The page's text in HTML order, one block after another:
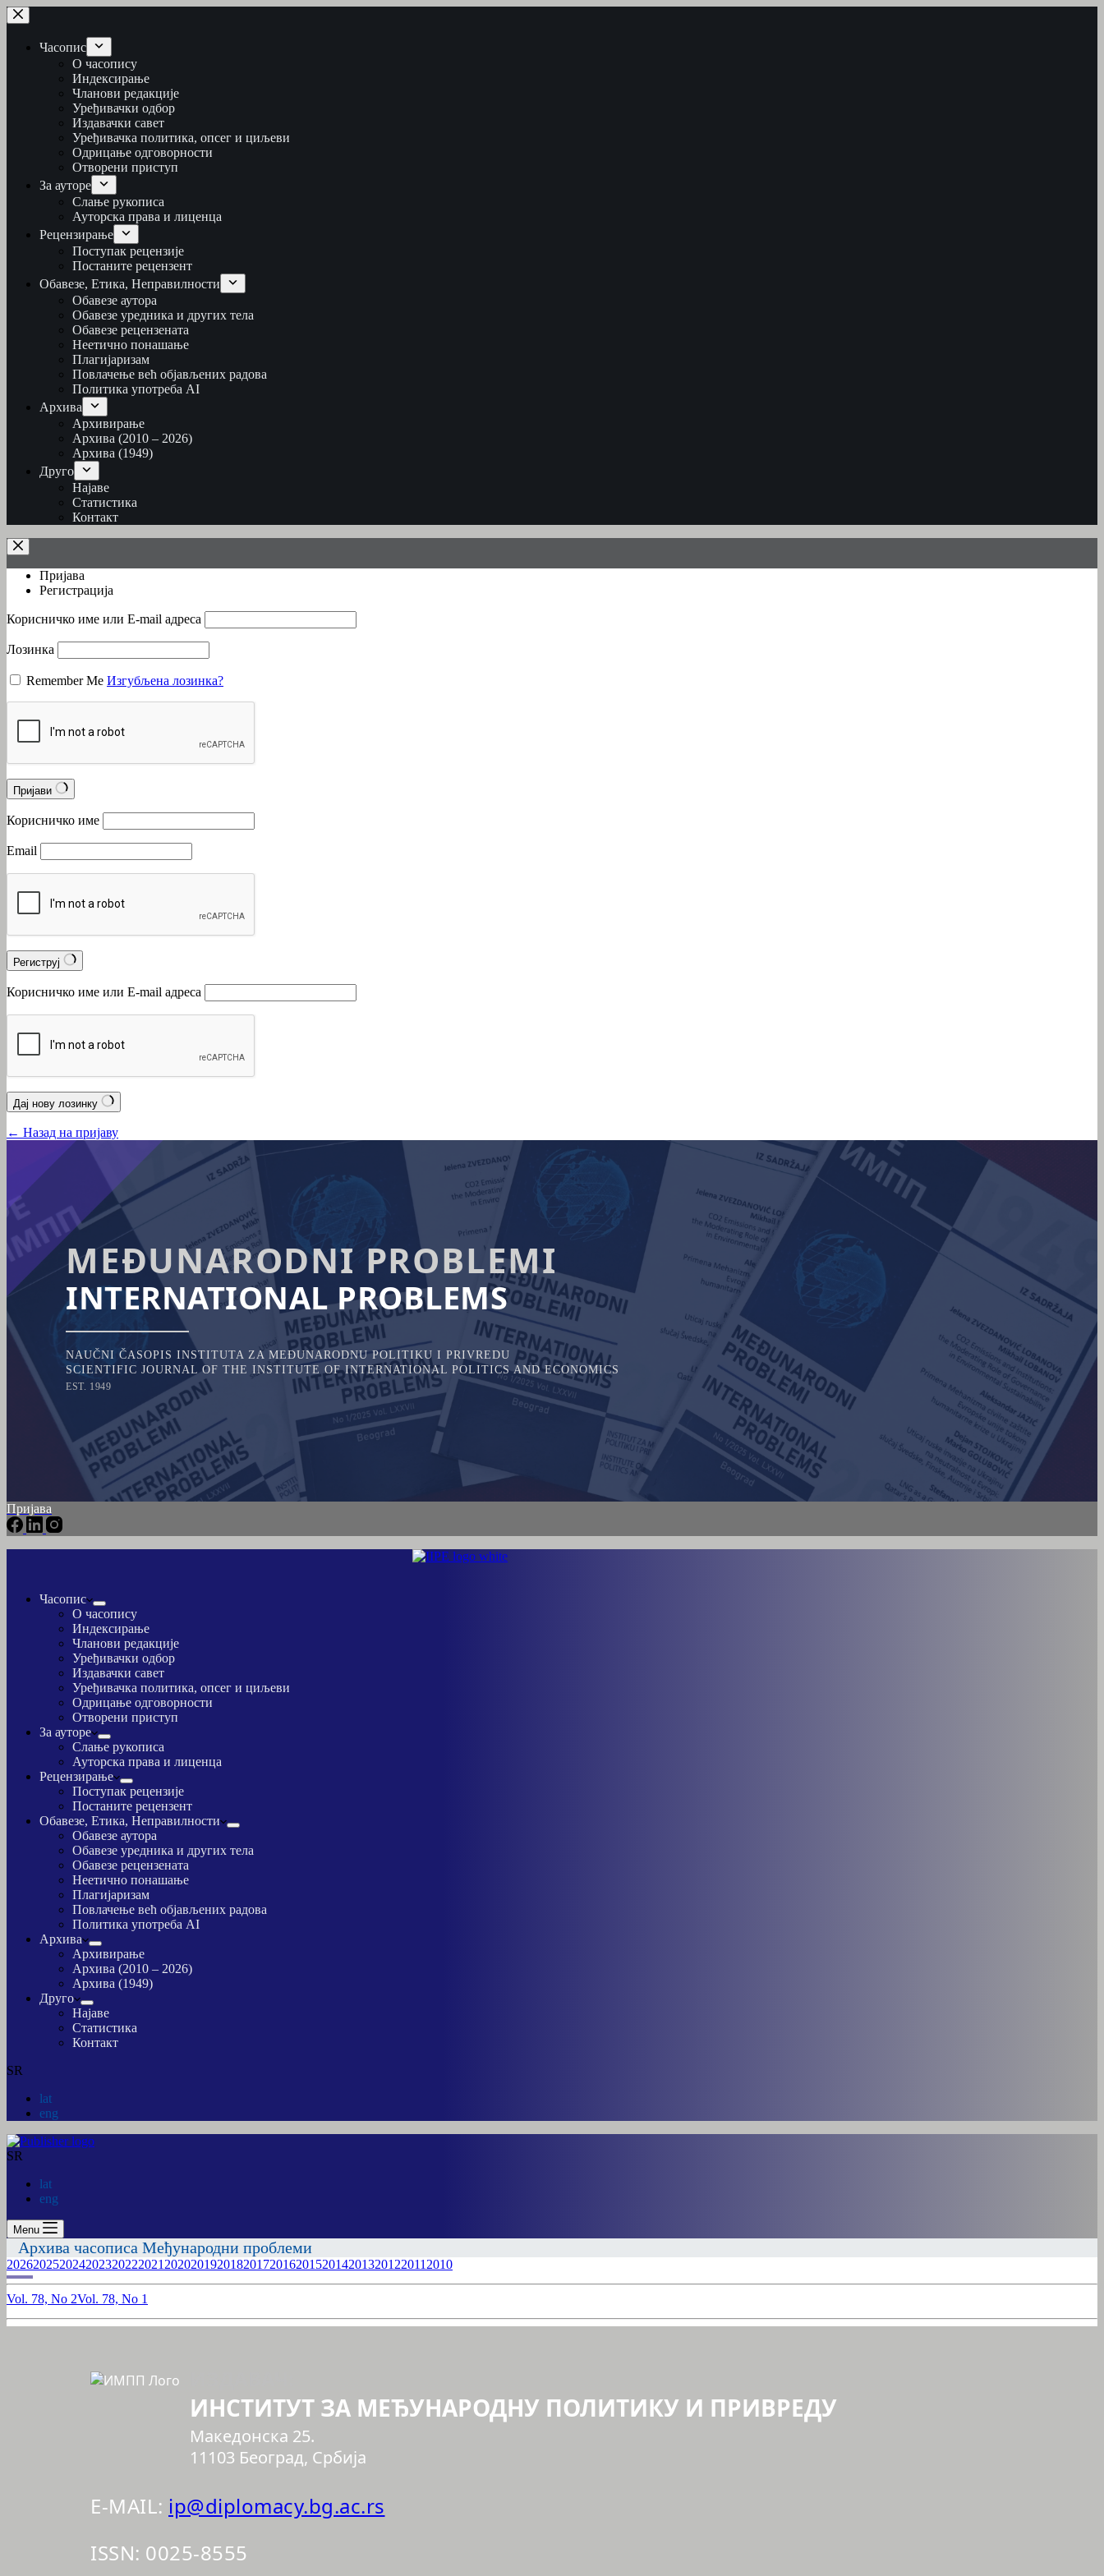
Skip
to
contentЧасопис
О часопису
Индексирање
Чланови редакције
Уређивачки одбор
Издавачки савет
Уређивачка политика, опсег и циљеви
Одрицање одговорности
Отворени приступ
За ауторе
Слање рукописа
Ауторска права и лиценца
Рецензирање
Поступак рецензије
Постаните рецензент
Обавезе, Етика, Неправилности
Обавезе аутора
Обавезе уредника и других тела
Обавезе рецензената
Неетично понашање
Плагијаризам
Повлачење већ објављених радова
Политика употреба AI
Архива
Архивирање
Архива (2010 – 2026)
Архива (1949)
Друго
Најаве
Статистика
Контакт
Пријава
Регистрација
Корисничко име или Е-mail адреса
Лозинка
Remember Me Изгубљена лозинка?
Пријави
Корисничко име
Email
Региструј
Корисничко име или Е-mail адреса
Дај нову лозинку
← Назад на пријаву
MEĐUNARODNI PROBLEMI
INTERNATIONAL PROBLEMS
NAUČNI ČASOPIS INSTITUTA ZA MEĐUNARODNU POLITIKU I PRIVREDU
SCIENTIFIC JOURNAL OF THE INSTITUTE OF INTERNATIONAL POLITICS AND ECONOMICS
EST. 1949
Пријава
Часопис
О часопису
Индексирање
Чланови редакције
Уређивачки одбор
Издавачки савет
Уређивачка политика, опсег и циљеви
Одрицање одговорности
Отворени приступ
За ауторе
Слање рукописа
Ауторска права и лиценца
Рецензирање
Поступак рецензије
Постаните рецензент
Обавезе, Етика, Неправилности
Обавезе аутора
Обавезе уредника и других тела
Обавезе рецензената
Неетично понашање
Плагијаризам
Повлачење већ објављених радова
Политика употреба AI
Архива
Архивирање
Архива (2010 – 2026)
Архива (1949)
Друго
Најаве
Статистика
Контакт
SR
lat
eng
SR
lat
eng
Menu
Архива часописа Међународни проблеми
202620252024202320222021 2020201920182017201620152014201320122011 2010
Vol. 78, No 2Vol. 78, No 1
ИНСТИТУТ ЗА МЕЂУНАРОДНУ ПОЛИТИКУ И ПРИВРЕДУ
Македонска 25.
11103 Београд, Србија
E-MAIL: ip@diplomacy.bg.ac.rs
ISSN: 0025-8555